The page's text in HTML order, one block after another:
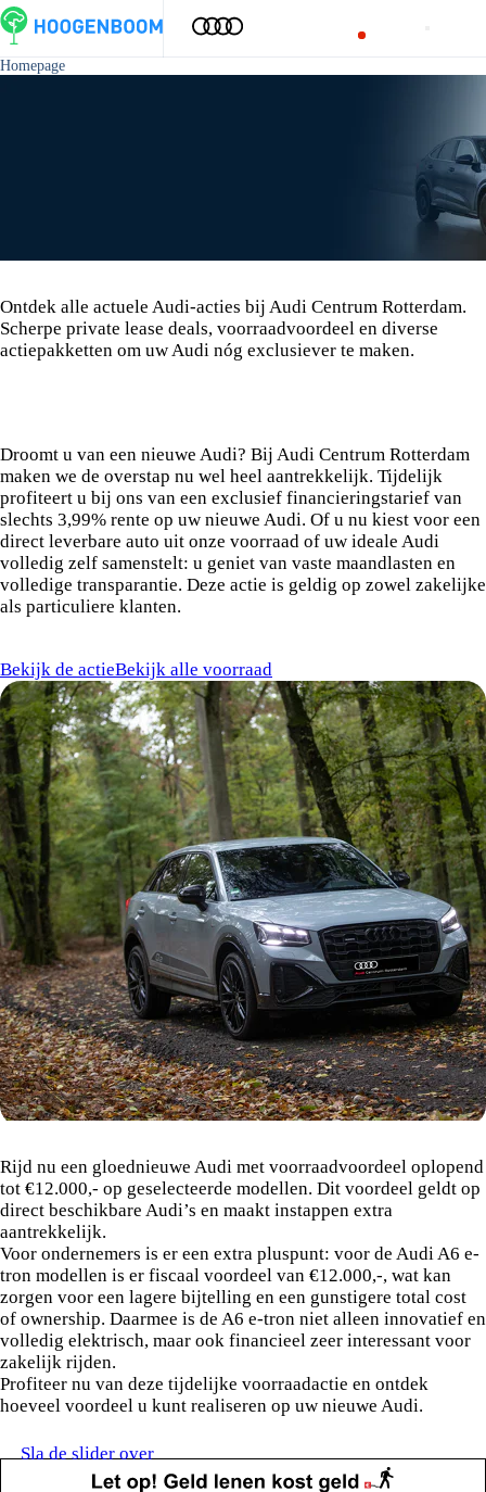
Homepage
Ontdek alle actuele Audi-acties bij Audi Centrum Rotterdam.
Scherpe private lease deals, voorraadvoordeel en diverse
actiepakketten om uw Audi nóg exclusiever te maken.
Droomt u van een nieuwe Audi? Bij Audi Centrum Rotterdam
maken we de overstap nu wel heel aantrekkelijk. Tijdelijk
profiteert u bij ons van een exclusief financieringstarief van
slechts 3,99% rente op uw nieuwe Audi. Of u nu kiest voor een
direct leverbare auto uit onze voorraad of uw ideale Audi
volledig zelf samenstelt: u geniet van vaste maandlasten en
volledige transparantie. Deze actie is geldig op zowel zakelijke
als particuliere klanten.
Bekijk de actieBekijk alle voorraad
Rijd nu een gloednieuwe Audi met voorraadvoordeel oplopend
tot €12.000,- op geselecteerde modellen. Dit voordeel geldt op
direct beschikbare Audi’s en maakt instappen extra
aantrekkelijk.
Voor ondernemers is er een extra pluspunt: voor de Audi A6 e-
tron modellen is er fiscaal voordeel van €12.000,-, wat kan
zorgen voor een lagere bijtelling en een gunstigere total cost
of ownership. Daarmee is de A6 e-tron niet alleen innovatief en
volledig elektrisch, maar ook financieel zeer interessant voor
zakelijk rijden.
Profiteer nu van deze tijdelijke voorraadactie en ontdek
hoeveel voordeel u kunt realiseren op uw nieuwe Audi.
Sla de slider over